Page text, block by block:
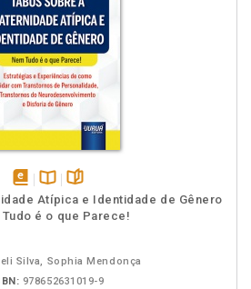
disponível
em
Disponível
na
páginas
Atípica e Identidade de Gênero
Tudo é o que Parece!
Silva, Sophia Mendonça
978652631019-9